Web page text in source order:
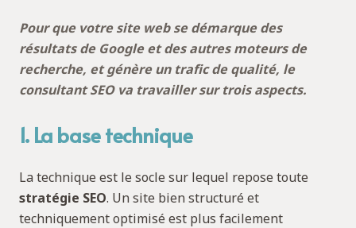
Pour que votre site web se démarque des
résultats de Google et des autres moteurs de
recherche, et génère un trafic de qualité, le
consultant SEO va travailler sur trois aspects.
1. La base technique
La technique est le socle sur lequel repose toute
stratégie SEO. Un site bien structuré et
techniquement optimisé est plus facilement